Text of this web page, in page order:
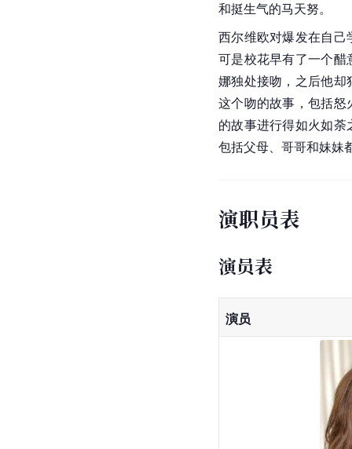
和挺生气的马天努。
西尔维欧对爆发在自己
可是校花早有了一个醋
娜独处接吻，之后他却
这个吻的故事，包括怒
的故事进行得如火如
包括父母、哥哥和妹妹
演职员表
演员表
演员